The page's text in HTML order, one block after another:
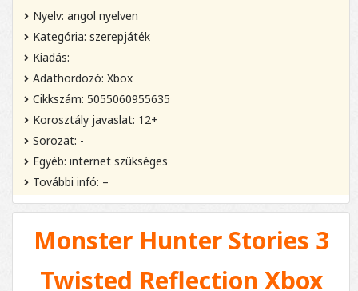
Nyelv: angol nyelven
Kategória: szerepjáték
Kiadás:
Adathordozó: Xbox
Cikkszám: 5055060955635
Korosztály javaslat: 12+
Sorozat: -
Egyéb: internet szükséges
További infó: –
Monster Hunter Stories 3
Twisted Reflection Xbox